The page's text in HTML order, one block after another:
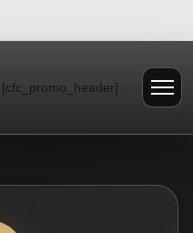
[cfc_promo_header]